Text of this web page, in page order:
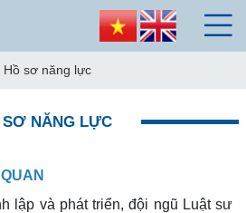
Hồ sơ năng lực
SƠ NĂNG LỰC
lập và phát triển, đội ngũ Luật sư